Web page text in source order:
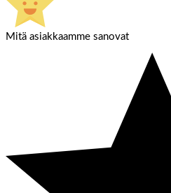
Mitä asiakkaamme sanovat